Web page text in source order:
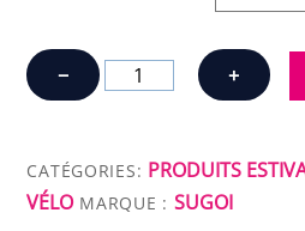
−
quantité
de
ESSENCE
+
CATÉGORIES: PRODUITS
VÉLO MARQUE : SUGOI